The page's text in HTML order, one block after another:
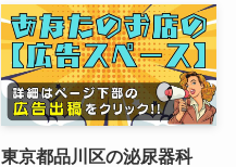
東京都品川区の泌尿器科